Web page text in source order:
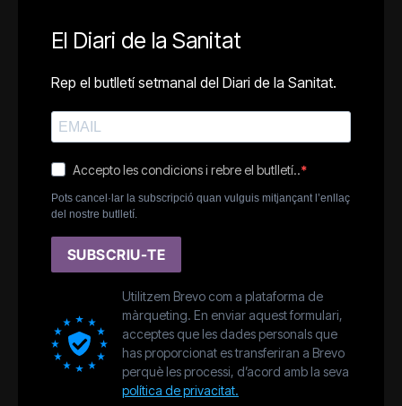
El Diari de la Sanitat
Rep el butlletí setmanal del Diari de la Sanitat.
Accepto les condicions i rebre el butlletí..
Pots cancel·lar la subscripció quan vulguis mitjançant l’enllaç
del nostre butlletí.
SUBSCRIU-TE
Utilitzem Brevo com a plataforma de
màrqueting. En enviar aquest formulari,
acceptes que les dades personals que
has proporcionat es transferiran a Brevo
perquè les processi, d’acord amb la seva
política de privacitat.